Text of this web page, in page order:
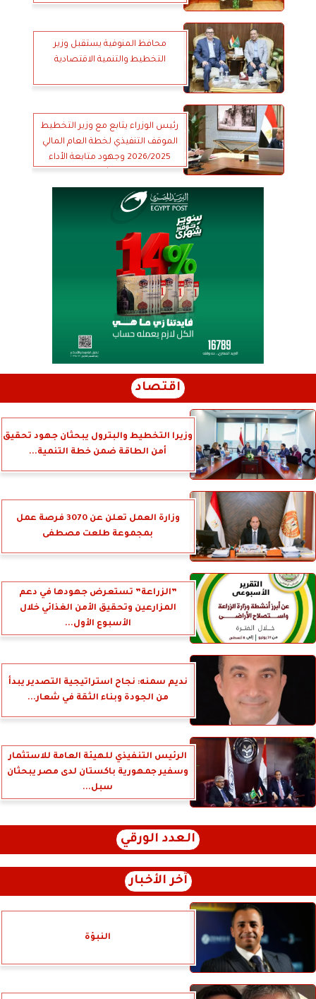
محافظ المنوفية يستقبل وزير
التخطيط والتنمية الاقتصادية
رئيس الوزراء يتابع مع وزير التخطيط
الموقف التنفيذي لخطة العام المالي
2026/2025 وجهود متابعة الأداء
اقتصاد
وزيرا التخطيط والبترول يبحثان جهود تحقيق
أمن الطاقة ضمن خطة التنمية...
وزارة العمل تعلن عن 3070 فرصة عمل
بمجموعة طلعت مصطفى
”الزراعة” تستعرض جهودها في دعم
المزارعين وتحقيق الأمن الغذائي خلال
الأسبوع الأول...
نديم سمنه: نجاح استراتيجية التصدير يبدأ
من الجودة وبناء الثقة في شعار...
الرئيس التنفيذي للهيئة العامة للاستثمار
وسفير جمهورية باكستان لدى مصر يبحثان
سبل...
العدد الورقي
آخر الأخبار
النبؤة